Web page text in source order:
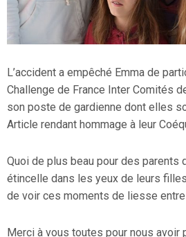
L’accident a empêché Emma de
Challenge de France Inter Comités
son poste de gardienne dont elles
Article rendant hommage à leur
Quoi de plus beau pour des parents
étincelle dans les yeux de leurs
de voir ces moments de liesse
Merci à vous toutes pour nous avoir